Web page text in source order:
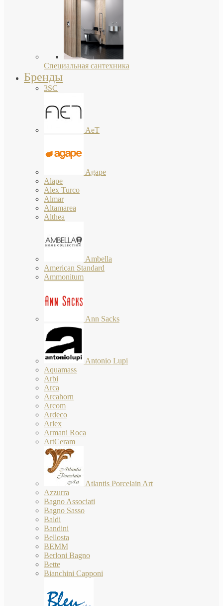
Специальная сантехника
Бренды
3SC
AeT
Agape
Alape
Alex Turco
Almar
Altamarea
Althea
Ambella
American Standard
Ammonitum
Ann Sacks
Antonio Lupi
Aquamass
Arbi
Arca
Arcahorn
Arcom
Ardeco
Arlex
Armani Roca
ArtCeram
Atlantis Porcelain Art
Azzurra
Bagno Associati
Bagno Sasso
Baldi
Bandini
Bellosta
BEMM
Berloni Bagno
Bette
Bianchini Capponi